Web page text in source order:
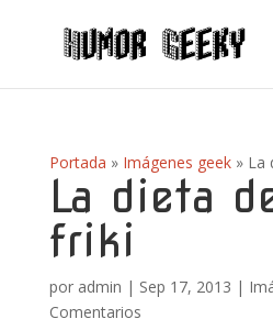
Portada » Imágenes geek» La
La dieta
friki
por admin | Sep 17, 2013 |
Comentarios